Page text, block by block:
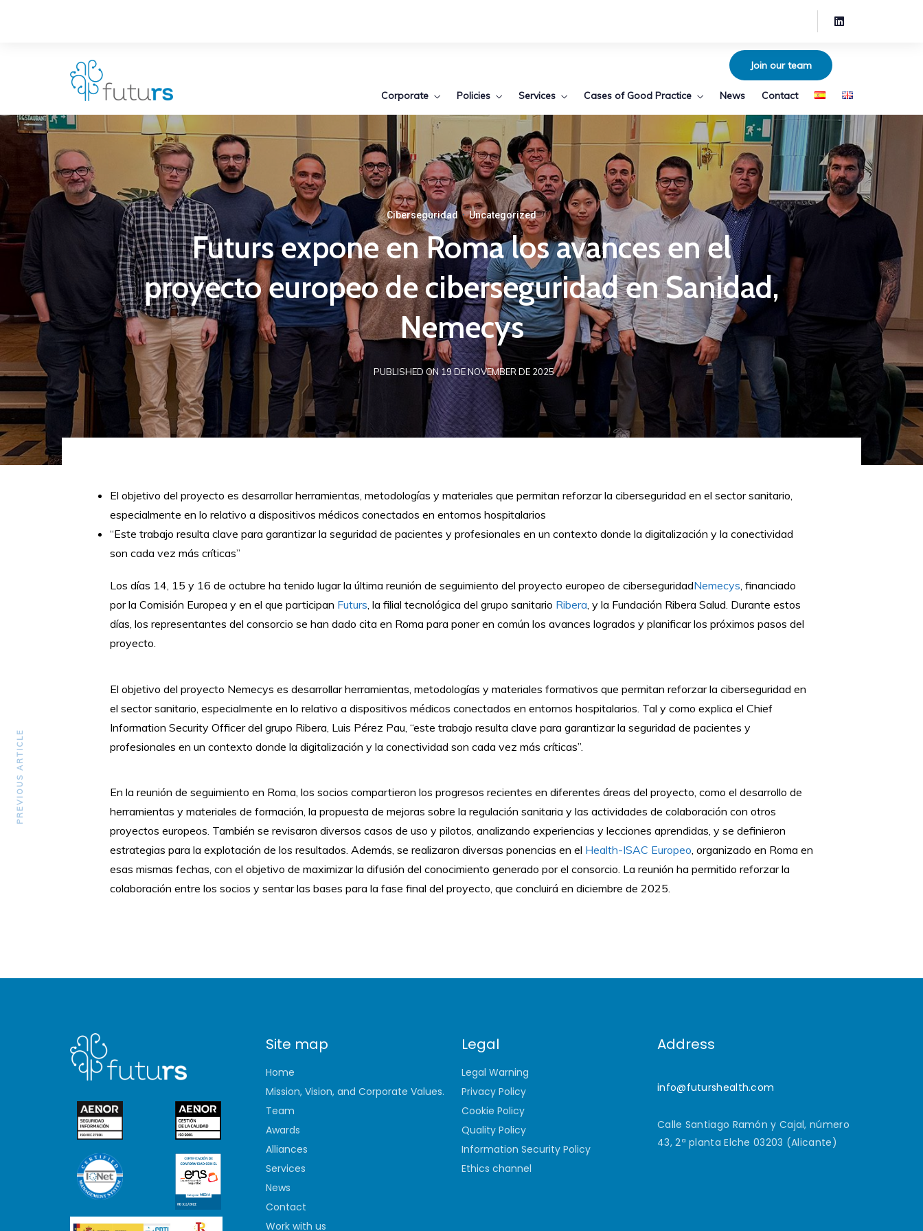
Join our team
Corporate Policies Services Cases of Good Practice News Contact
Ciberseguridad·Uncategorized
Futurs expone en Roma los avances en el
proyecto europeo de ciberseguridad en Sanidad,
Nemecys
PUBLISHED ON 19 DE NOVEMBER DE 2025
El objetivo del proyecto es desarrollar herramientas, metodologías y materiales que permitan reforzar la ciberseguridad en el sector sanitario,
especialmente en lo relativo a dispositivos médicos conectados en entornos hospitalarios
“Este trabajo resulta clave para garantizar la seguridad de pacientes y profesionales en un contexto donde la digitalización y la conectividad
son cada vez más críticas”
Los días 14, 15 y 16 de octubre ha tenido lugar la última reunión de seguimiento del proyecto europeo de ciberseguridadNemecys, financiado
por la Comisión Europea y en el que participan Futurs, la filial tecnológica del grupo sanitario Ribera, y la Fundación Ribera Salud. Durante estos
días, los representantes del consorcio se han dado cita en Roma para poner en común los avances logrados y planificar los próximos pasos del
proyecto.
El objetivo del proyecto Nemecys es desarrollar herramientas, metodologías y materiales formativos que permitan reforzar la ciberseguridad en
el sector sanitario, especialmente en lo relativo a dispositivos médicos conectados en entornos hospitalarios. Tal y como explica el Chief
Information Security Officer del grupo Ribera, Luis Pérez Pau, “este trabajo resulta clave para garantizar la seguridad de pacientes y
profesionales en un contexto donde la digitalización y la conectividad son cada vez más críticas”.
En la reunión de seguimiento en Roma, los socios compartieron los progresos recientes en diferentes áreas del proyecto, como el desarrollo de
herramientas y materiales de formación, la propuesta de mejoras sobre la regulación sanitaria y las actividades de colaboración con otros
proyectos europeos. También se revisaron diversos casos de uso y pilotos, analizando experiencias y lecciones aprendidas, y se definieron
estrategias para la explotación de los resultados. Además, se realizaron diversas ponencias en el Health-ISAC Europeo , organizado en Roma en
esas mismas fechas, con el objetivo de maximizar la difusión del conocimiento generado por el consorcio. La reunión ha permitido reforzar la
colaboración entre los socios y sentar las bases para la fase final del proyecto, que concluirá en diciembre de 2025.
PREVIOUS ARTICLE
Site map
Home
Mission, Vision, and Corporate Values.
Team
Awards
Alliances
Services
News
Contact
Work with us
Legal
Legal Warning
Privacy Policy
Cookie Policy
Quality Policy
Information Security Policy
Ethics channel
Address
info@futurshealth.com
Calle Santiago Ramón y Cajal, número
43, 2ª planta Elche 03203 (Alicante)